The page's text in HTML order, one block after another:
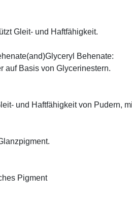
Gleit- und Haftfähigkeit.
Behenate:
auf Basis von Glycerinestern.
und Haftfähigkeit von Pudern,
Pigment